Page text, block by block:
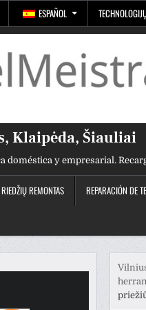
ESPAÑOL
Klaipėda, Šiauliai
doméstica y empresarial.
REMONTAS REPARACIÓN DE